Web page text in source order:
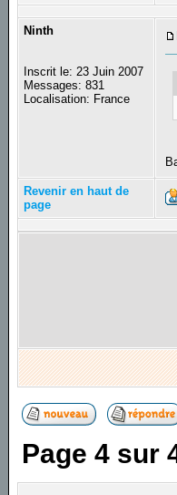
Ninth
Inscrit le: 23 Juin 2007
Messages: 831
Localisation: France
Revenir en haut de
page
Page4 sur